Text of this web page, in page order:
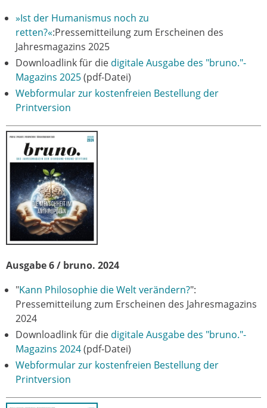
»Ist der Humanismus noch zu
retten?«:Pressemitteilung zum Erscheinen des
Jahresmagazins 2025
Downloadlink für die digitale Ausgabe des "bruno."-
Magazins 2025(pdf-Datei)
Webformular zur kostenfreien Bestellung der
Printversion
Ausgabe 6 / bruno. 2024
"Kann Philosophie die Welt verändern?":
Pressemitteilung zum Erscheinen des Jahresmagazins
2024
Downloadlink für die digitale Ausgabe des "bruno."-
Magazins 2024(pdf-Datei)
Webformular zur kostenfreien Bestellung der
Printversion